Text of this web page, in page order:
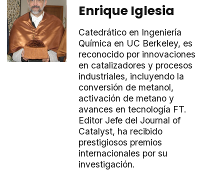
Enrique Iglesia
Catedrático en Ingeniería
Química en UC Berkeley, es
reconocido por innovaciones
en catalizadores y procesos
industriales, incluyendo la
conversión de metanol,
activación de metano y
avances en tecnología FT.
Editor Jefe del Journal of
Catalyst, ha recibido
prestigiosos premios
internacionales por su
investigación.